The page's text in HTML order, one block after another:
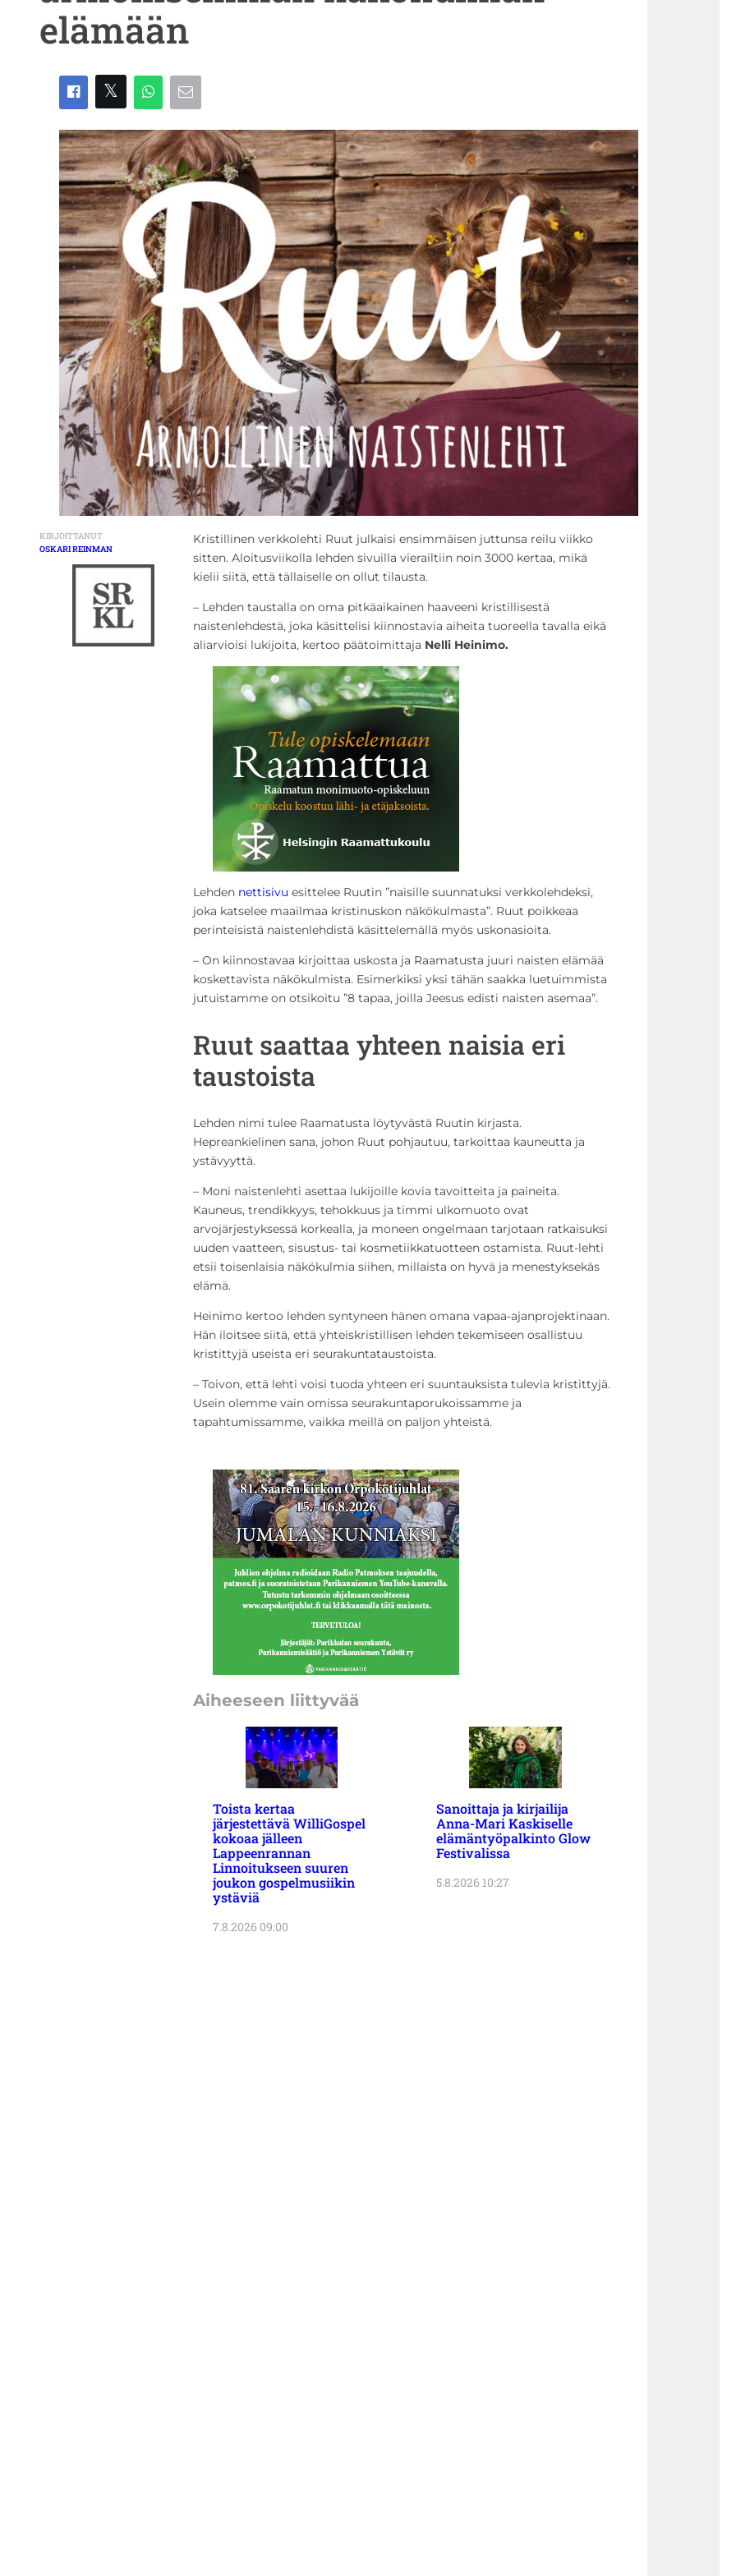
elämään
KIRJOITTANUT
OSKARI REINMAN
Kristillinen verkkolehti Ruut julkaisi ensimmäisen juttunsa reilu viikko
sitten. Aloitusviikolla lehden sivuilla vierailtiin noin 3000 kertaa, mikä
kielii siitä, että tällaiselle on ollut tilausta.
– Lehden taustalla on oma pitkäaikainen haaveeni kristillisestä
naistenlehdestä, joka käsittelisi kiinnostavia aiheita tuoreella tavalla eikä
aliarvioisi lukijoita, kertoo päätoimittaja Nelli Heinimo.
Lehden nettisivu esittelee Ruutin ”naisille suunnatuksi verkkolehdeksi,
joka katselee maailmaa kristinuskon näkökulmasta”. Ruut poikkeaa
perinteisistä naistenlehdistä käsittelemällä myös uskonasioita.
– On kiinnostavaa kirjoittaa uskosta ja Raamatusta juuri naisten elämää
koskettavista näkökulmista. Esimerkiksi yksi tähän saakka luetuimmista
jutuistamme on otsikoitu ”8 tapaa, joilla Jeesus edisti naisten asemaa”.
Ruut saattaa yhteen naisia eri
taustoista
Lehden nimi tulee Raamatusta löytyvästä Ruutin kirjasta.
Hepreankielinen sana, johon Ruut pohjautuu, tarkoittaa kauneutta ja
ystävyyttä.
– Moni naistenlehti asettaa lukijoille kovia tavoitteita ja paineita.
Kauneus, trendikkyys, tehokkuus ja timmi ulkomuoto ovat
arvojärjestyksessä korkealla, ja moneen ongelmaan tarjotaan ratkaisuksi
uuden vaatteen, sisustus- tai kosmetiikkatuotteen ostamista. Ruut-lehti
etsii toisenlaisia näkökulmia siihen, millaista on hyvä ja menestyksekäs
elämä.
Heinimo kertoo lehden syntyneen hänen omana vapaa-ajanprojektinaan.
Hän iloitsee siitä, että yhteiskristillisen lehden tekemiseen osallistuu
kristittyjä useista eri seurakuntataustoista.
– Toivon, että lehti voisi tuoda yhteen eri suuntauksista tulevia kristittyjä.
Usein olemme vain omissa seurakuntaporukoissamme ja
tapahtumissamme, vaikka meillä on paljon yhteistä.
Aiheeseen liittyvää
Toista kertaa
järjestettävä WilliGospel
kokoaa jälleen
Lappeenrannan
Linnoitukseen suuren
joukon gospelmusiikin
ystäviä
7.8.2026 09:00
Sanoittaja ja kirjailija
Anna-Mari Kaskiselle
elämäntyöpalkinto Glow
Festivalissa
5.8.2026 10:27